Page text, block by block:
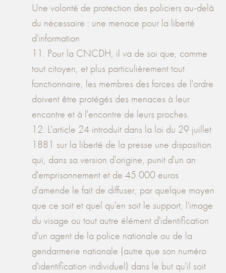
Une volonté de protection des policiers au-delà
du nécessaire : une menace pour la liberté
d'information
11. Pour la CNCDH, il va de soi que, comme
tout citoyen, et plus particulièrement tout
fonctionnaire, les membres des forces de l'ordre
doivent être protégés des menaces à leur
encontre et à l'encontre de leurs proches.
12. L'article 24 introduit dans la loi du 29 juillet
1881 sur la liberté de la presse une disposition
qui, dans sa version d'origine, punit d'un an
d'emprisonnement et de 45 000 euros
d'amende le fait de diffuser, par quelque moyen
que ce soit et quel qu'en soit le support, l'image
du visage ou tout autre élément d'identification
d'un agent de la police nationale ou de la
gendarmerie nationale (autre que son numéro
d'identification individuel) dans le but qu'il soit